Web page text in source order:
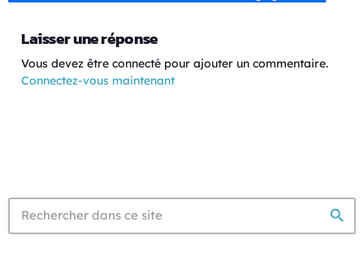
Laisser une réponse
Vous devez être connecté pour ajouter un commentaire.
Connectez-vous maintenant
search